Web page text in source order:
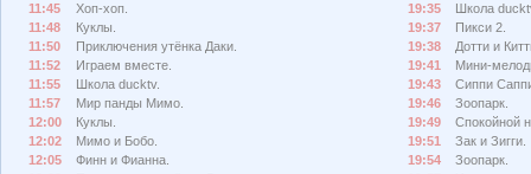
11:45
Хоп-хоп.
11:48
Куклы.
11:50
Приключения утёнка Даки.
11:52
Играем вместе.
11:55
Школа ducktv.
11:57
Мир панды Мимо.
12:00
Куклы.
12:02
Мимо и Бобо.
12:05
Финн и Фианна.
19:35
Школа
19:37
Пикси 2.
19:38
Дотти и
19:41
Мини-
19:43
Сиппи
19:46
Зоопарк.
19:49
Спокойной
19:51
Зак и Зигги.
19:54
Зоопарк.